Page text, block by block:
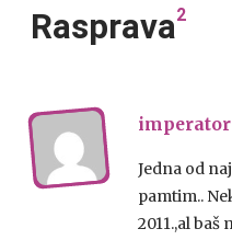
Rasprava2
imperator
Jedna od
pamtim..
2011.,al baš